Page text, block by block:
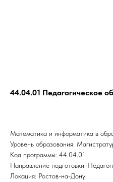
44.04.01 Педагогическое
Математика и информатика в
Уровень образования:
Код программы: 44.04.01
Направление подготовки:
Локация: Ростов-на-Дону